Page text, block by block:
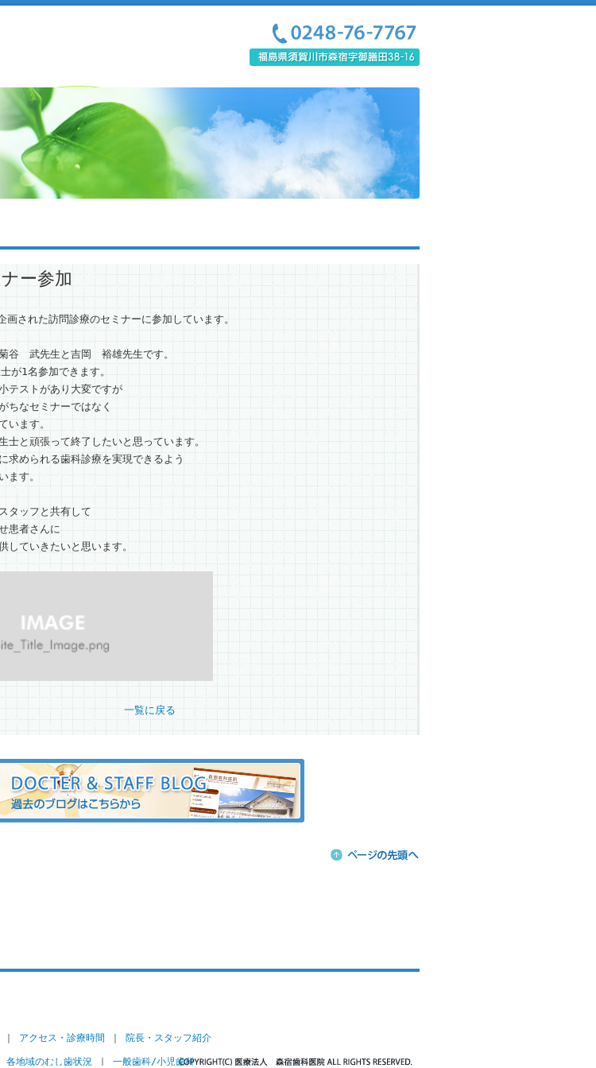
ー参加
画された訪問診療のセミナーに参加しています。
谷 武先生と吉岡 裕雄先生です。
が1名参加できます。
テストがあり大変ですが
ちなセミナーではなく
います。
士と頑張って終了したいと思っています。
求められる歯科診療を実現できるよう
ます。
タッフと共有して
患者さんに
していきたいと思います。
一覧に戻る
アクセス・診療時間 院長・スタッフ紹介
各地域のむし歯状況 一般歯科/小児歯科